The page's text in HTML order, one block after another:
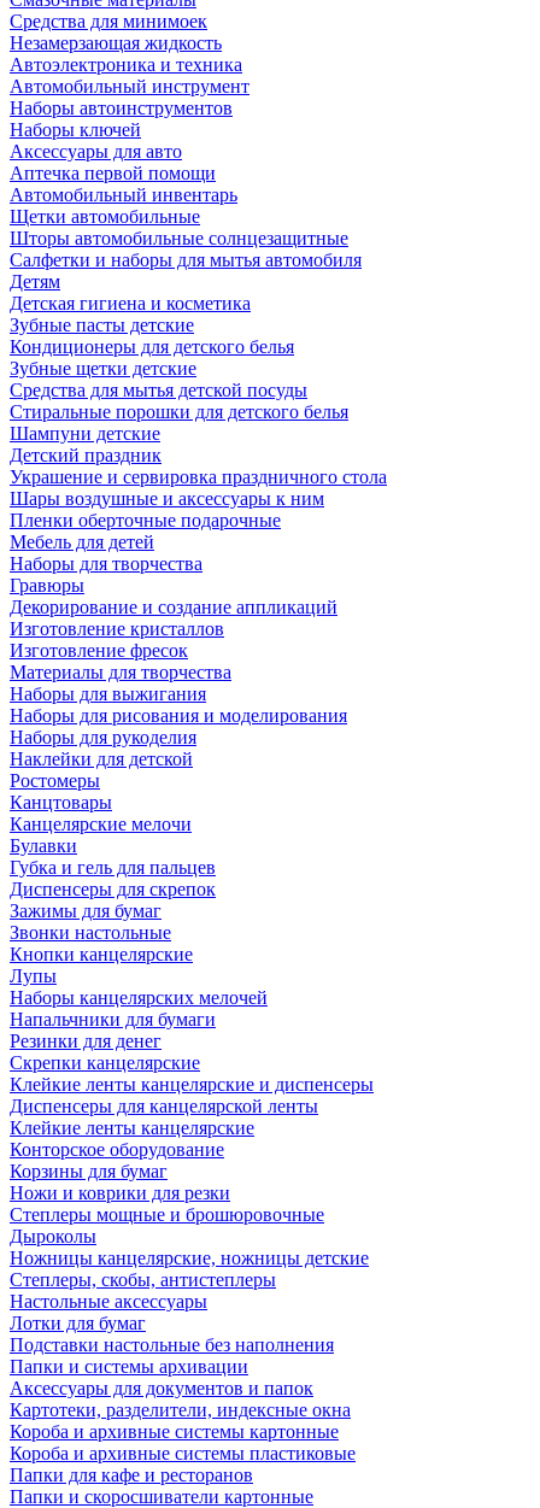
Средства для минимоек
Незамерзающая жидкость
Автоэлектроника и техника
Автомобильный инструмент
Наборы автоинструментов
Наборы ключей
Аксессуары для авто
Аптечка первой помощи
Автомобильный инвентарь
Щетки автомобильные
Шторы автомобильные солнцезащитные
Салфетки и наборы для мытья автомобиля
Детям
Детская гигиена и косметика
Зубные пасты детские
Кондиционеры для детского белья
Зубные щетки детские
Средства для мытья детской посуды
Стиральные порошки для детского белья
Шампуни детские
Детский праздник
Украшение и сервировка праздничного стола
Шары воздушные и аксессуары к ним
Пленки оберточные подарочные
Мебель для детей
Наборы для творчества
Гравюры
Декорирование и создание аппликаций
Изготовление кристаллов
Изготовление фресок
Материалы для творчества
Наборы для выжигания
Наборы для рисования и моделирования
Наборы для рукоделия
Наклейки для детской
Ростомеры
Канцтовары
Канцелярские мелочи
Булавки
Губка и гель для пальцев
Диспенсеры для скрепок
Зажимы для бумаг
Звонки настольные
Кнопки канцелярские
Лупы
Наборы канцелярских мелочей
Напальчники для бумаги
Резинки для денег
Скрепки канцелярские
Клейкие ленты канцелярские и диспенсеры
Диспенсеры для канцелярской ленты
Клейкие ленты канцелярские
Конторское оборудование
Корзины для бумаг
Ножи и коврики для резки
Степлеры мощные и брошюровочные
Дыроколы
Ножницы канцелярские, ножницы детские
Степлеры, скобы, антистеплеры
Настольные аксессуары
Лотки для бумаг
Подставки настольные без наполнения
Папки и системы архивации
Аксессуары для документов и папок
Картотеки, разделители, индексные окна
Короба и архивные системы картонные
Короба и архивные системы пластиковые
Папки для кафе и ресторанов
Папки и скоросшиватели картонные